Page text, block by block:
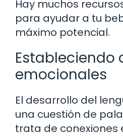
Hay muchos
para ayudar a tu
máximo potencial.
Estableciendo
emocionales
El desarrollo del
una cuestión de
trata de conexiones